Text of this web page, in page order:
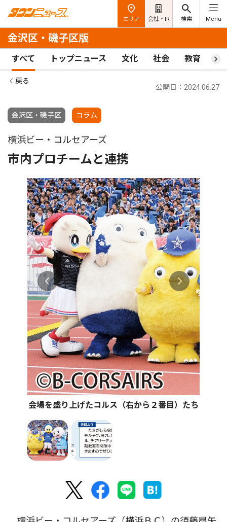
エリア 会社・IR 検索 Menu
金沢区・磯子区版
すべて トップニュース 文化 社会 教育 ス
戻る
金沢区・磯子区 コラム
公開日：2024.06.27
横浜ビー・コルセアーズ
市内プロチームと連携
会場を盛り上げたコルス（右から２番目）たち